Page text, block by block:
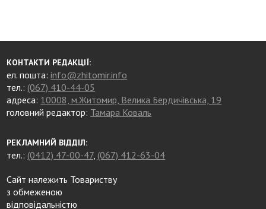
КОНТАКТИ РЕДАКЦІЇ:
ел. пошта:info@zhitomir.info
тел.: (067) 410-44-05
адреса: 10008, м.Житомир, Велика Бердичівська, 19
головний редактор: Тамара Коваль
РЕКЛАМНИЙ ВІДДІЛ:
тел.: (0412) 47-00-47, (067) 412-63-04
Сайт належить Товариству
з обмеженою
відповідальністю